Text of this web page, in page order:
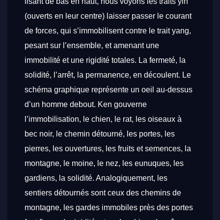
(ouverts en leur centre) laisser passer le courant
de forces, qui s’immobilisent contre le trait yang,
pesant sur l’ensemble, et amenant une
immobilité et une rigidité totales. La fermeté, la
solidité, l’arrêt, la permanence, en découlent. Le
schéma graphique représente un oeil au-dessus
d’un homme debout. Ken gouverne
l’immobilisation, le chien, le rat, les oiseaux à
bec noir, le chemin détourné, les portes, les
pierres, les ouvertures, les fruits et semences, la
montagne, le moine, le nez, les eunuques, les
gardiens, la solidité. Analogiquement, les
sentiers détournés sont ceux des chemins de
montagne, les gardes immobiles près des portes